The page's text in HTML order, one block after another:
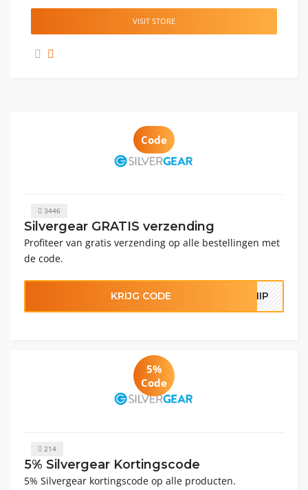
VISIT STORE
Code
3446
Silvergear GRATIS verzending
Profiteer van gratis verzending op alle bestellingen met
de code.
KRIJG CODE SHIP
5%
Code
214
5% Silvergear Kortingscode
5% Silvergear kortingscode op alle producten.